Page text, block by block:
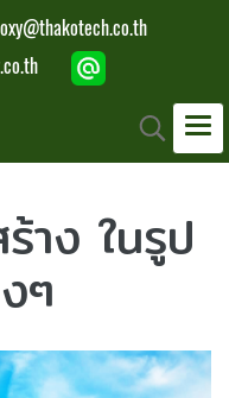
าง ในรูป
ๆ